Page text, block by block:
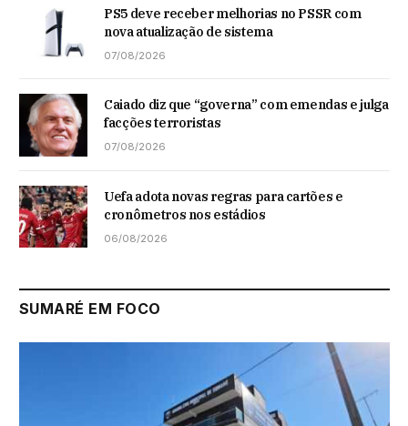
PS5 deve receber melhorias no PSSR com
nova atualização de sistema
07/08/2026
Caiado diz que “governa” com emendas e julga
facções terroristas
07/08/2026
Uefa adota novas regras para cartões e
cronômetros nos estádios
06/08/2026
SUMARÉ EM FOCO